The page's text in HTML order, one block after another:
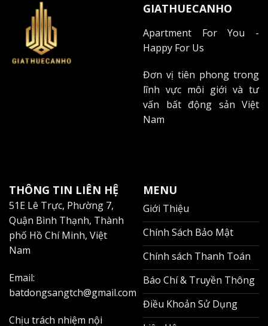
Đường chạy bộ cảnh quan
Bên cạnh đó, hãy cùng tìm hiểu những hướng dẫn
thông minh khi thuê căn hộ tại khu vực này.
HƯỚNG DẪN THUÊ CĂN HỘ THÔNG
Checklist pháp lý quan trọng 2025
TheoHiệp hội Bất động sản TP.HCM (HOREA)
thuê cần kiểm tra kỹ các giấy tờ sau:
Giấy tờ chủ sở hữu:
Sổ hồng/Sổ đỏ
CMND/CCCD chủ nhà
Giấy ủy quyền (nếu có)
GIATHUECANHO
Apartment For You -
Happy For Us
Đơn vị tiên phong trong
lĩnh vực môi giới và tư
vấn bất động sản Việt
Nam
THÔNG TIN LIÊN HỆ
51E Lê Trực, Phường 7,
Quận Bình Thạnh, Thành
phố Hồ Chí Minh, Việt
Nam
Email:
batdongsangtch@gmail.com
Chịu trách nhiệm nội
MENU
Giới Thiệu
Chính Sách Bảo Mật
Chính sách Thanh Toán
Báo Chí & Truyền Thông
Điều Khoản Sử Dụng